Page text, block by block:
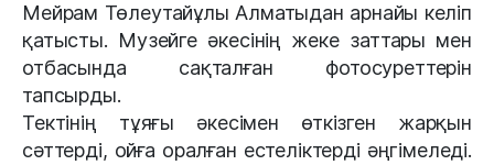
Мейрам Төлеутайұлы Алматыдан арнайы келіп
қатысты. Музейге әкесінің жеке заттары мен
отбасында сақталған фотосуреттерін
тапсырды.
Тектінің тұяғы әкесімен өткізген жарқын
сәттерді, ойға оралған естеліктерді әңгімеледі.